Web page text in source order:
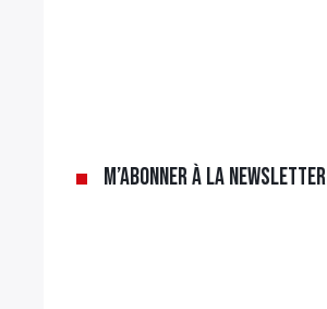
M’abonner à la newsletter